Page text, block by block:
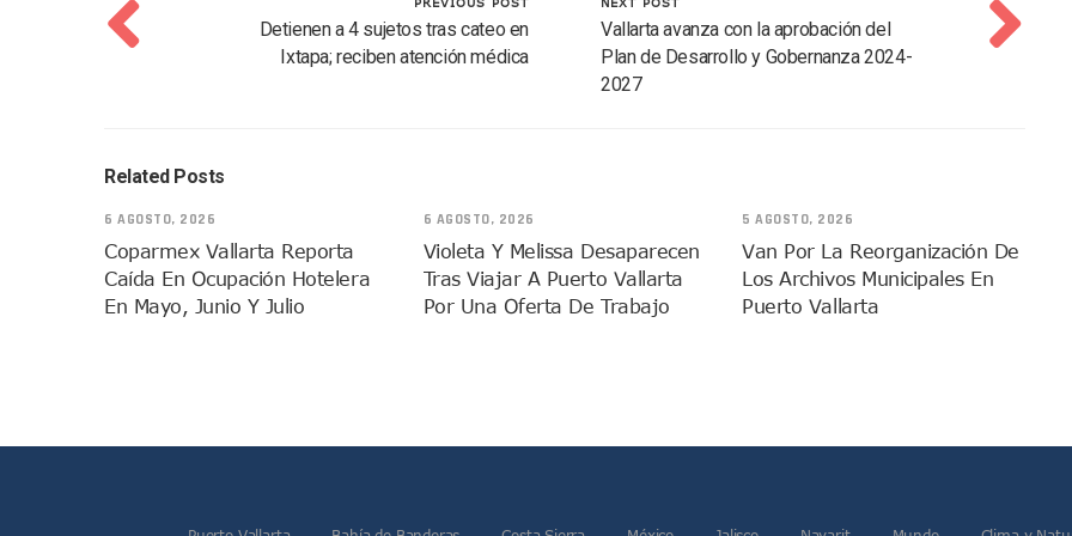
Asesinan En Oaxaca Al Periodista Francisco Alejandro Leyva Aguilar
Detienen A Cuatro Hombres Armados En Bucerías; Aseguran Armas Y “poncha Llantas”
Yussara Canales Pide Transparencia Sobre Nuevo Vertedero En Tepatitlán
CUCosta E IMSS Nayarit Avanzan En Acuerdos Para Ampliar La Formación Clínica De Estudiantes
Videos De Presunto Convoy Armado Desatan Operativo En Puerto Vallarta
Playa Las Cocinas: Retiran Concesión Y Anuncian Plan De Restauración Ambiental
Dr. Álvarez Zayas Dirige Plan De Salud Animal Y Prevención Del Dengue En Tomatlán
Detienen a 4 sujetos tras cateo en
Ixtapa; reciben atención médica
Vallarta avanza con la aprobación del
Plan de Desarrollo y Gobernanza 2024-
2027
Related Posts
6 AGOSTO, 2026
Coparmex Vallarta Reporta
Caída En Ocupación Hotelera
En Mayo, Junio Y Julio
6 AGOSTO, 2026
Violeta Y Melissa Desaparecen
Tras Viajar A Puerto Vallarta
Por Una Oferta De Trabajo
5 AGOSTO, 2026
Van Por La Reorganización De
Los Archivos Municipales En
Puerto Vallarta